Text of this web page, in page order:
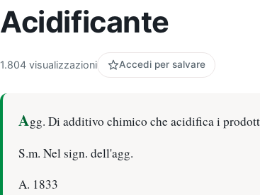
Acidificante
1.804 visualizzazioni Accedi per salvare
Agg. Di additivo chimico che acidifica i
S.m. Nel sign. dell'agg.
A. 1833